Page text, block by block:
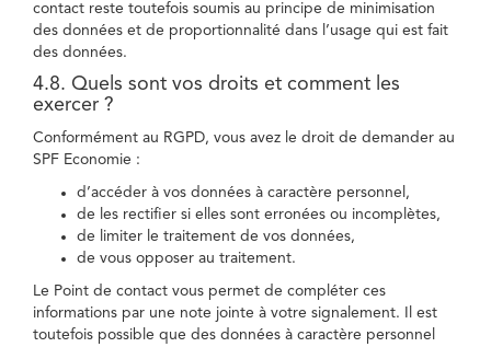
contact reste toutefois soumis au principe de minimisation
des données et de proportionnalité dans l’usage qui est fait
des données.
4.8. Quels sont vos droits et comment les
exercer ?
Conformément au RGPD, vous avez le droit de demander au
SPF Economie :
d’accéder à vos données à caractère personnel,
de les rectifier si elles sont erronées ou incomplètes,
de limiter le traitement de vos données,
de vous opposer au traitement.
Le Point de contact vous permet de compléter ces
informations par une note jointe à votre signalement. Il est
toutefois possible que des données à caractère personnel